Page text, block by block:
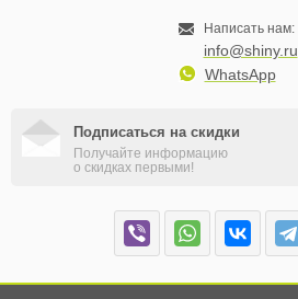
Написать нам:
info@shiny.ru
WhatsApp
Подписаться на скидки
Получайте информацию
о скидках первыми!